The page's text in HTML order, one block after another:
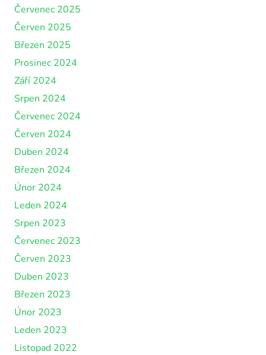
Červenec 2025
Červen 2025
Březen 2025
Prosinec 2024
Září 2024
Srpen 2024
Červenec 2024
Červen 2024
Duben 2024
Březen 2024
Únor 2024
Leden 2024
Srpen 2023
Červenec 2023
Červen 2023
Duben 2023
Březen 2023
Únor 2023
Leden 2023
Listopad 2022